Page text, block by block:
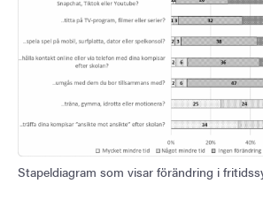
Stapeldiagram som visar förändring i